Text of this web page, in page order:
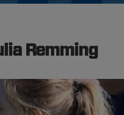
Remming